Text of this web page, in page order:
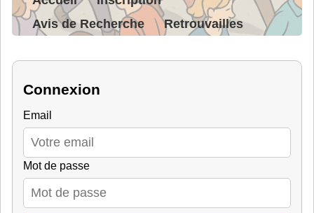
Avis de Recherche
Retrouvailles
Connexion
Email
Mot de passe